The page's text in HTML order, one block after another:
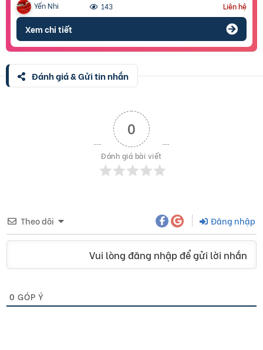
Yến Nhi 143 Liên hệ
Xem chi tiết
Đánh giá & Gửi tin nhắn
0
Đánh giá bài viết
Theo dõi Đăng nhập
Vui lòng đăng nhập để gửi lời nhắn
0 GÓP Ý